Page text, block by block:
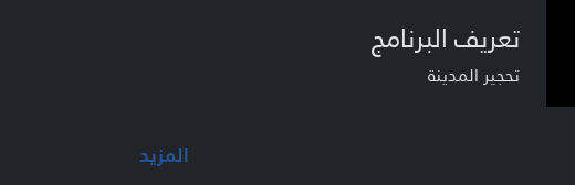
تعريف البرنامج
تحجير المدينة
المزيد